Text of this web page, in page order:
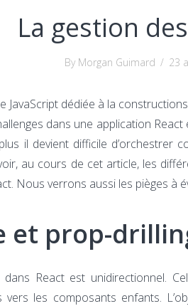
La gestion
By Morgan Guimard / 23
JavaScript dédiée à la
dans une application
plus il devient difficile
au cours de cet article, les
Nous verrons aussi les pièges
et prop-
React est unidirectionnel.
vers les composants enfants.